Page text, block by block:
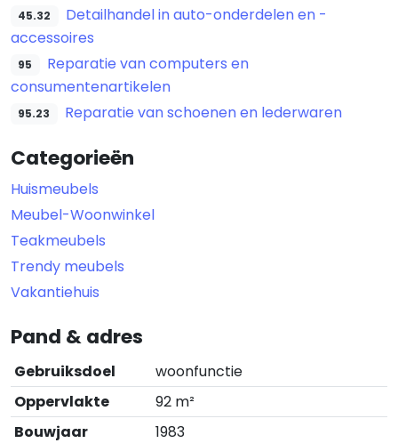
45.32
Detailhandel in auto-onderdelen en -
accessoires
95
Reparatie van computers en
consumentenartikelen
95.23 Reparatie van schoenen en lederwaren
Categorieën
Huismeubels
Meubel-Woonwinkel
Teakmeubels
Trendy meubels
Vakantiehuis
Pand & adres
Gebruiksdoel
woonfunctie
Oppervlakte
92 m²
Bouwjaar
1983